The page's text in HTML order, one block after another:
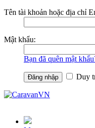
Tên tài khoản hoặc địa chỉ
Mật khẩu:
Bạn đã quên mật
Duy